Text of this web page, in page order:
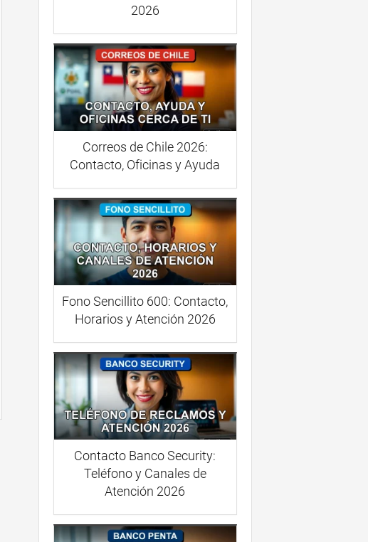
2026
Correos de Chile 2026:
Contacto, Oficinas y Ayuda
Fono Sencillito 600: Contacto,
Horarios y Atención 2026
Contacto Banco Security:
Teléfono y Canales de
Atención 2026